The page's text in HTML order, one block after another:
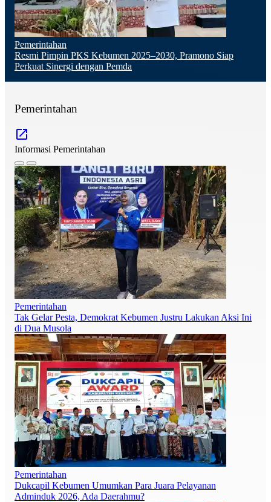
Pemerintahan
Resmi Pimpin PKS Kebumen 2025–2030, Pramono Siap
Perkuat Sinergi dengan Pemda
Pemerintahan
Informasi Pemerintahan
Pemerintahan
Tak Gelar Pesta, Demokrat Kebumen Justru Lakukan Aksi Ini
di Dua Musola
Pemerintahan
Dukcapil Kebumen Umumkan Para Juara Pelayanan
Adminduk 2026, Ada Daerahmu?